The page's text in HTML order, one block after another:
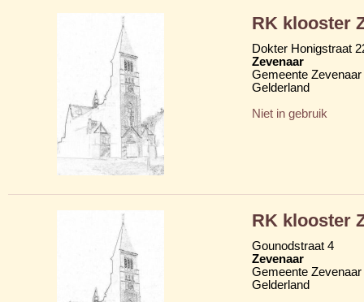
RK klooster
Dokter Honigstraat
Zevenaar
Gemeente Zevenaar
Gelderland
Niet in gebruik
RK klooster
Gounodstraat 4
Zevenaar
Gemeente Zevenaar
Gelderland